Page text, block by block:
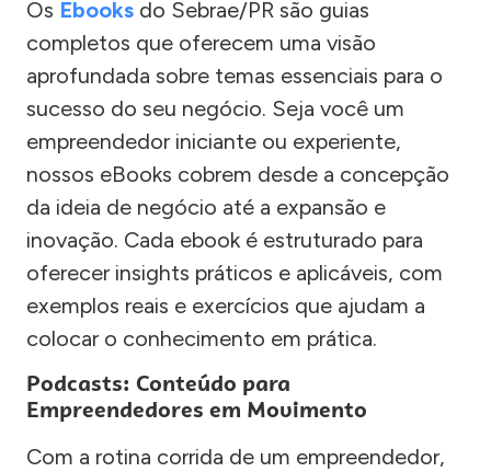
Os Ebooks do Sebrae/PR são guias
completos que oferecem uma visão
aprofundada sobre temas essenciais para o
sucesso do seu negócio. Seja você um
empreendedor iniciante ou experiente,
nossos eBooks cobrem desde a concepção
da ideia de negócio até a expansão e
inovação. Cada ebook é estruturado para
oferecer insights práticos e aplicáveis, com
exemplos reais e exercícios que ajudam a
colocar o conhecimento em prática.
Podcasts: Conteúdo para
Empreendedores em Movimento
Com a rotina corrida de um empreendedor,